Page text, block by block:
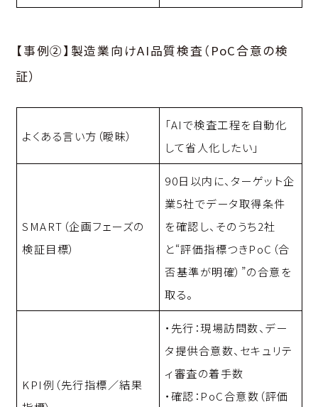
【事例②】製造業向けAI品質検査（PoC合意の検
証）
よくある言い方（曖昧）
「AIで検査工程を自動化
して省人化したい」
SMART（企画フェーズの
検証目標）
90日以内に、ターゲット企
業5社でデータ取得条件
を確認し、そのうち2社
と“評価指標つきPoC（合
否基準が明確）”の合意を
取る。
KPI例（先行指標／結果
・先行：現場訪問数、デー
タ提供合意数、セキュリテ
ィ審査の着手数
・確認：PoC合意数（評価